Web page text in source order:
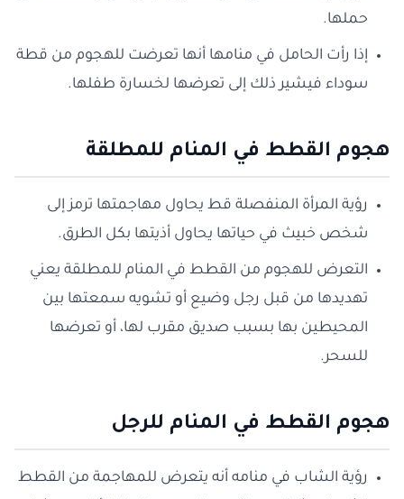
حملها.
إذا رأت الحامل في منامها أنها تعرضت للهجوم من قطة
سوداء فيشير ذلك إلى تعرضها لخسارة طفلها.
هجوم القطط في المنام للمطلقة
رؤية المرأة المنفصلة قط يحاول مهاجمتها ترمز إلى
شخص خبيث في حياتها يحاول أذيتها بكل الطرق.
التعرض للهجوم من القطط في المنام للمطلقة يعني
تهديدها من قبل رجل وضيع أو تشويه سمعتها بين
المحيطين بها بسبب صديق مقرب لها، أو تعرضها
للسحر.
هجوم القطط في المنام للرجل
رؤية الشاب في منامه أنه يتعرض للمهاجمة من القطط